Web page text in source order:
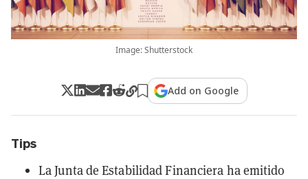
Image: Shutterstock
Add on Google
Tips
La Junta de Estabilidad Financiera ha emitido